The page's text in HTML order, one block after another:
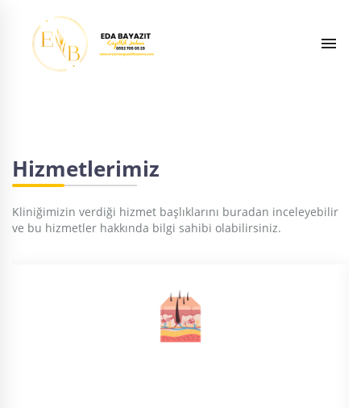
Hizmetlerimiz
Kliniğimizin verdiği hizmet başlıklarını buradan inceleyebilir
ve bu hizmetler hakkında bilgi sahibi olabilirsiniz.